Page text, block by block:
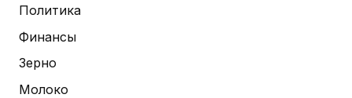
Политика
Финансы
Зерно
Молоко